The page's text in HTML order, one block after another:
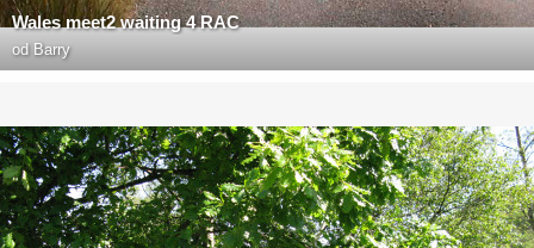
Wales meet2 waiting 4 RAC
od Barry